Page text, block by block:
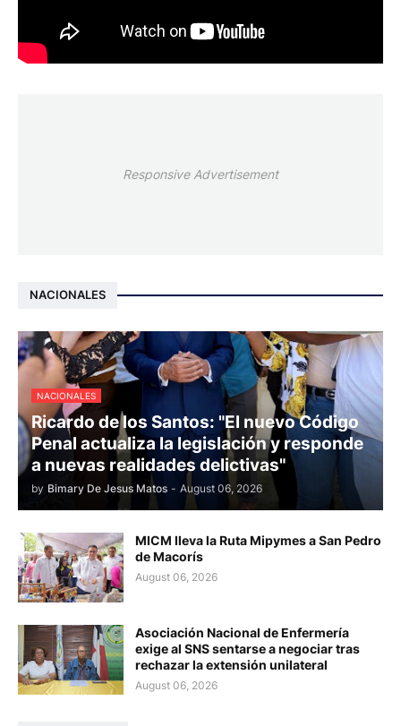
Responsive Advertisement
NACIONALES
NACIONALES
Ricardo de los Santos: "El nuevo Código
Penal actualiza la legislación y responde
a nuevas realidades delictivas"
by Bimary De Jesus Matos - August 06, 2026
MICM lleva la Ruta Mipymes a San Pedro
de Macorís
August 06, 2026
Asociación Nacional de Enfermería
exige al SNS sentarse a negociar tras
rechazar la extensión unilateral
August 06, 2026